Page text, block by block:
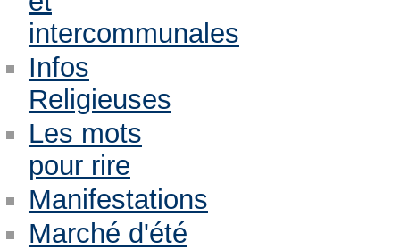
intercommunales
Infos
Religieuses
Les mots
pour rire
Manifestations
Marché d'été